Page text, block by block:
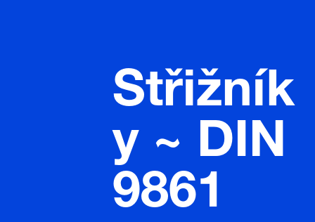
Střižník
y ~ DIN
9861